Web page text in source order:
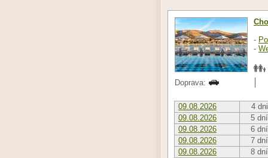
-
-
Doprava:
09.08.2026
4 dni
09.08.2026
5 dní
09.08.2026
6 dní
09.08.2026
7 dní
09.08.2026
8 dní